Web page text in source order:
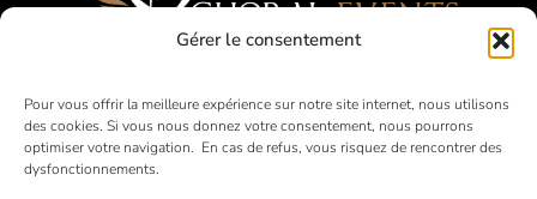
Gérer le consentement
Pour vous offrir la meilleure expérience sur notre site internet, nous utilisons
des cookies. Si vous nous donnez votre consentement, nous pourrons
optimiser votre navigation. En cas de refus, vous risquez de rencontrer des
dysfonctionnements.
Festivales, Concours, Giras para Coros
Aficionados
en Francia y a nivel internacional